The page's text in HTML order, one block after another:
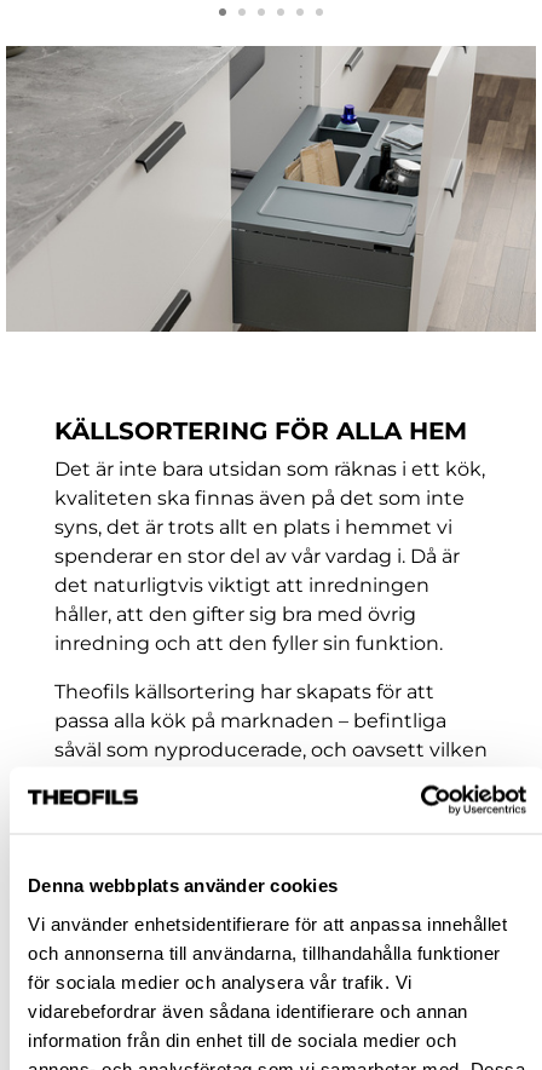
Denna webbplats använder cookies
Vi använder enhetsidentifierare för att anpassa innehållet
och annonserna till användarna, tillhandahålla funktioner
för sociala medier och analysera vår trafik. Vi
vidarebefordrar även sådana identifierare och annan
information från din enhet till de sociala medier och
KÄLLSORTERING FÖR ALLA HEM
Det är inte bara utsidan som räknas i ett kök,
kvaliteten ska finnas även på det som inte
syns, det är trots allt en plats i hemmet vi
spenderar en stor del av vår vardag i. Då är
det naturligtvis viktigt att inredningen
håller, att den gifter sig bra med övrig
inredning och att den fyller sin funktion.
Theofils källsortering har skapats för att
passa alla kök på marknaden – befintliga
såväl som nyproducerade, och oavsett vilken
kökstillverkare som stommar och lådorna
kommer ifrån.
Vi erbjuder inte bara en av marknadens
mest kvalitativa produkter, vi kan även
erbjuda ett mycket attraktivt pris.
Klimatsmart val
Vår källsortering är tillverkad i Sverige, vilket
minskar utsläpp från transporter och bidrar